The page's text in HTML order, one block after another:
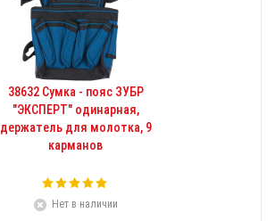
38632 Сумка - пояс ЗУБР
"ЭКСПЕРТ" одинарная,
держатель для молотка, 9
карманов
Нет в наличии